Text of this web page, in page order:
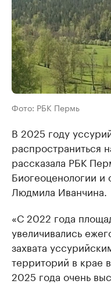
Фото: РБК Пермь
В 2025 году
распространиться
рассказала РБК
Биогеоценологии
Людмила Иванчина.
«С 2022 года
увеличивались
захвата
территорий в крае
2025 года очень